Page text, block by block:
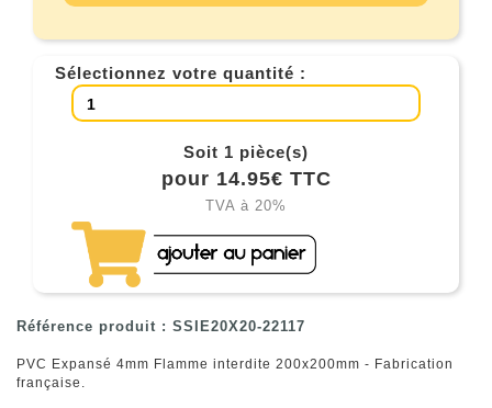
Sélectionnez votre quantité :
Soit 1 pièce(s)
pour 14.95€ TTC
TVA à 20%
Référence produit : SSIE20X20-22117
PVC Expansé 4mm Flamme interdite 200x200mm - Fabrication
française.